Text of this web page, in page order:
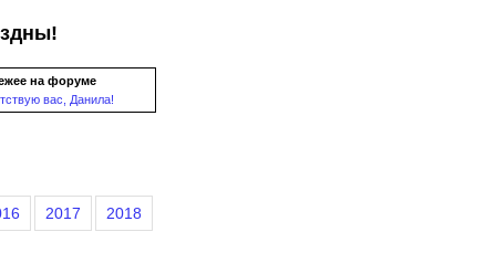
на форуме
вас, Данила!
2017 2018